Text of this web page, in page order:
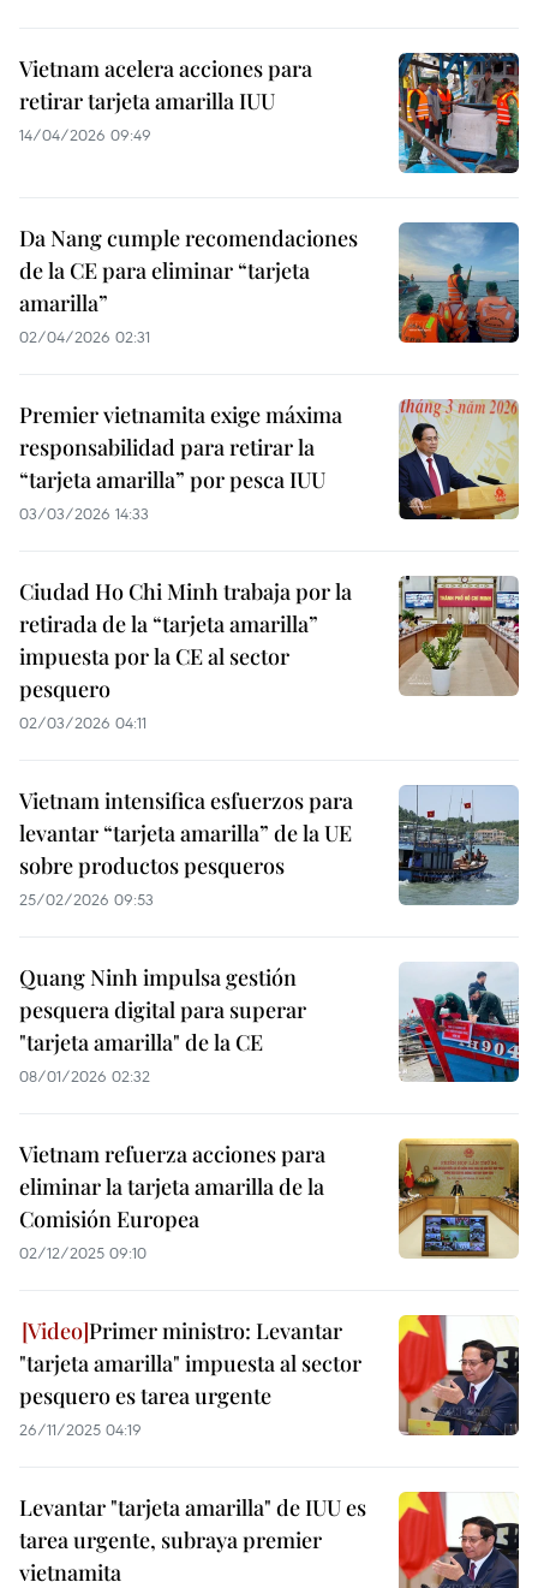
Vietnam acelera acciones para
retirar tarjeta amarilla IUU
14/04/2026 09:49
Da Nang cumple recomendaciones
de la CE para eliminar “tarjeta
amarilla”
02/04/2026 02:31
Premier vietnamita exige máxima
responsabilidad para retirar la
“tarjeta amarilla” por pesca IUU
03/03/2026 14:33
Ciudad Ho Chi Minh trabaja por la
retirada de la “tarjeta amarilla”
impuesta por la CE al sector
pesquero
02/03/2026 04:11
Vietnam intensifica esfuerzos para
levantar “tarjeta amarilla” de la UE
sobre productos pesqueros
25/02/2026 09:53
Quang Ninh impulsa gestión
pesquera digital para superar
"tarjeta amarilla" de la CE
08/01/2026 02:32
Vietnam refuerza acciones para
eliminar la tarjeta amarilla de la
Comisión Europea
02/12/2025 09:10
Primer ministro: Levantar
"tarjeta amarilla" impuesta al sector
pesquero es tarea urgente
26/11/2025 04:19
Levantar "tarjeta amarilla" de IUU es
tarea urgente, subraya premier
vietnamita